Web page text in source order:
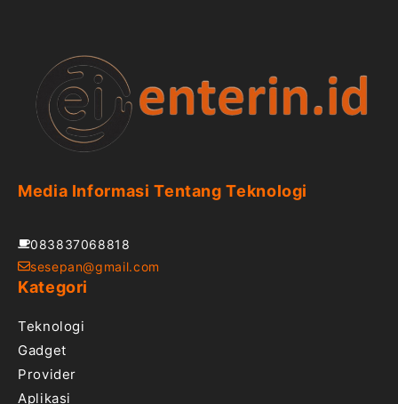
Media Informasi Tentang Teknologi
083837068818
sesepan@gmail.com
Kategori
Teknologi
Gadget
Provider
Aplikasi